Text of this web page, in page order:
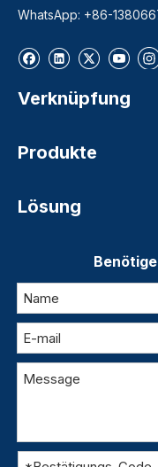
WhatsApp: +86-
Verknüpfung
Produkte
Lösung